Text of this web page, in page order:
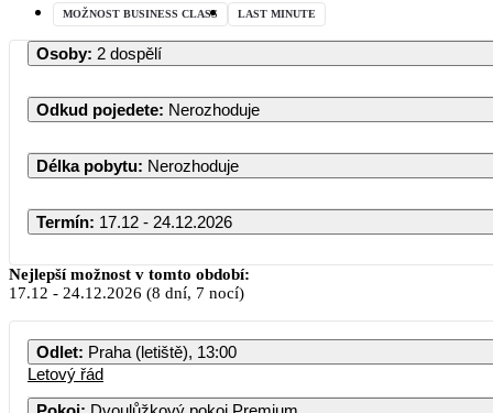
MOŽNOST BUSINESS CLASS LAST MINUTE
Osoby: 2 dospělí
Odkud pojedete: Nerozhoduje
Délka pobytu: Nerozhoduje
Termín: 17.12 - 24.12.2026
Prosinec 2026
PO ÚT ST ČT PÁ SO
53 990
Nejlepší možnost v tomto období:
17.12 - 24.12.2026 (8 dní, 7 nocí)
Odlet: Praha (letiště), 13:00
Letový řád